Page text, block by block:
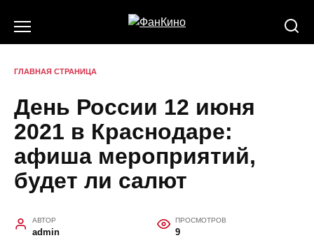
ГЛАВНАЯ СТРАНИЦА
День России 12 июня
2021 в Краснодаре:
афиша мероприятий,
будет ли салют
АВТОР
admin
ПРОСМОТРОВ
9